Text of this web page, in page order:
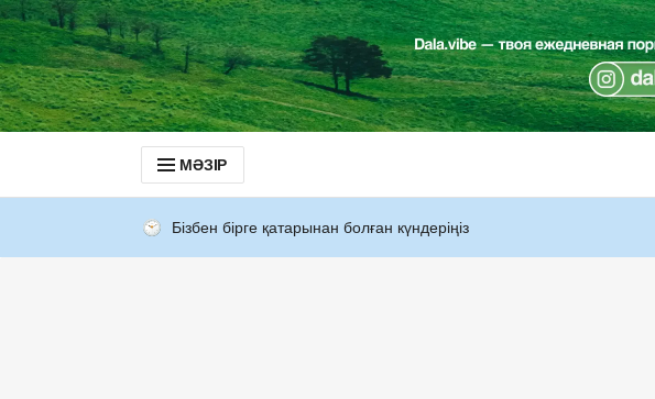
МӘЗІР
Бізбен бірге қатарынан болған күндеріңіз